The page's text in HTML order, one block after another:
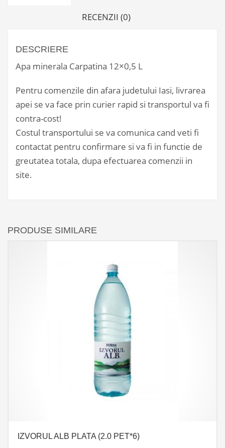
RECENZII (0)
DESCRIERE
Apa minerala Carpatina 12×0,5 L
Pentru comenzile din afara judetului Iasi, livrarea
apei se va face prin curier rapid si transportul va fi
contra-cost!
Costul transportului se va comunica cand veti fi
contactat pentru confirmare si va fi in functie de
greutatea totala, dupa efectuarea comenzii in
site.
PRODUSE SIMILARE
IZVORUL ALB PLATA (2.0 PET*6)